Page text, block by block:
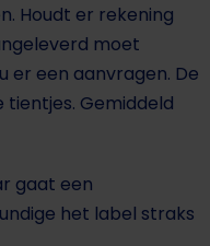
Houdt er rekening
moet
er een aanvragen. De
tientjes. Gemiddeld
gaat een
het label straks